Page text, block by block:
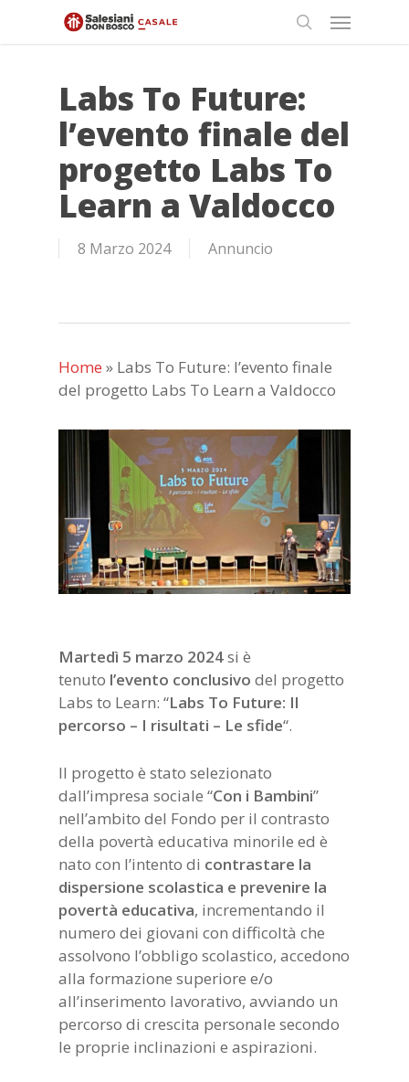
Menu
Labs To Future:
l’evento finale del
progetto Labs To
Learn a Valdocco
8 Marzo 2024 Annuncio
Home » Labs To Future: l’evento finale
del progetto Labs To Learn a Valdocco
Martedì 5 marzo 2024si è
tenuto l’evento conclusivo del progetto
Labs to Learn: “Labs To Future: Il
percorso – I risultati – Le sfide“.
Il progetto è stato selezionato
dall’impresa sociale “Con i Bambini”
nell’ambito del Fondo per il contrasto
della povertà educativa minorile ed è
nato con l’intento di contrastare la
dispersione scolastica e prevenire la
povertà educativa, incrementando il
numero dei giovani con difficoltà che
assolvono l’obbligo scolastico, accedono
alla formazione superiore e/o
all’inserimento lavorativo, avviando un
percorso di crescita personale secondo
le proprie inclinazioni e aspirazioni.